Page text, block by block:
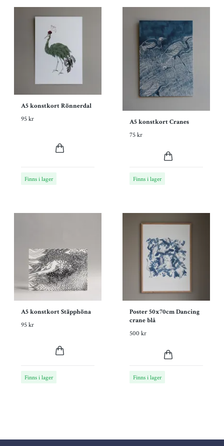
A5 konstkort Rönnerdal
95 kr
Finns i lager
A5 konstkort Cranes
75 kr
Finns i lager
A5 konstkort Stäpphöna
95 kr
Finns i lager
Poster 50x70cm Dancing
crane blå
500 kr
Finns i lager